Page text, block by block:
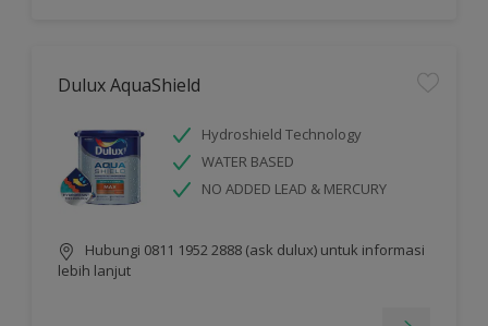
Dulux AquaShield
Hydroshield Technology
WATER BASED
NO ADDED LEAD & MERCURY
Hubungi 0811 1952 2888 (ask dulux) untuk informasi
lebih lanjut